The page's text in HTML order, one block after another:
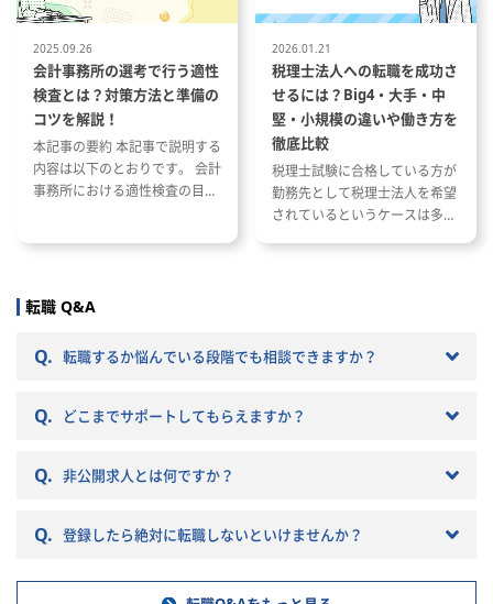
ータ
）を統
門の意
ける
を構築
・発電所保有SPCの経理、決算、
資金管理に関する実務管理
・融資契約に基づく支払、返済、
リザーブ口座、コベナンツ等の管
理
・金融機関、出資者、アセットマ
ネジメントチームとの連携
・SPCのキャッシュフロー、配
当、資金繰りに関する確認・論点
4. 事業拡大・投資案件に伴う会
・PPA契約、EPC契約、O&M契
・事業部門、法務、財務、外部専
おける会計・財務関連情報の作
5. 業務改善・内部管理体制の整
備
2025.09.26
会計事務所の選考で行う適性
検査とは？対策方法と準備の
コツを解説！
本記事の要約 本記事で説明する
内容は以下のとおりです。 会計
事務所における適性検査の目的
2026.01.21
税理士法人への転職を成功さ
せるには？Big4・大手・中
堅・小規模の違いや働き方を
徹底比較
税理士試験に合格している方が
勤務先として税理士法人を希望
されているというケースは多い
ャリアプランに応じて自分に合
った税理士法人を選ぶことが非
税理士法人を選ぶとこんな筈で
税理士法人の特徴や税理士法人
さい。
転職 Q&A
Q. 転職するか悩んでいる段階でも相談できますか？
Q. どこまでサポートしてもらえますか？
Q. 非公開求人とは何ですか？
Q. 登録したら絶対に転職しないといけませんか？